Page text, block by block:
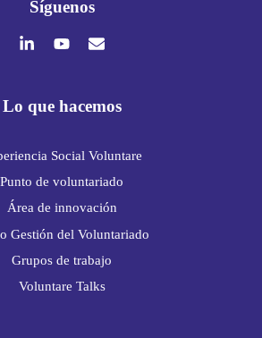
Síguenos
Lo que hacemos
Social Voluntare
Punto de voluntariado
Área de innovación
Gestión del Voluntariado
Grupos de trabajo
Voluntare Talks